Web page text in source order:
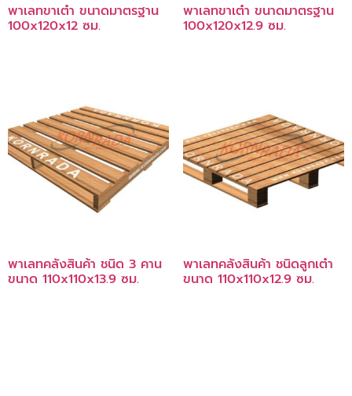
พาเลทขาเต๋า ขนาดมาตรฐาน
100x120x12 ซม.
พาเลทขาเต๋า ขนาดมาตรฐาน
100x120x12.9 ซม.
พาเลทคลังสินค้า ชนิด 3 คาน
ขนาด 110x110x13.9 ซม.
พาเลทคลังสินค้า ชนิดลูกเต๋า
ขนาด 110x110x12.9 ซม.